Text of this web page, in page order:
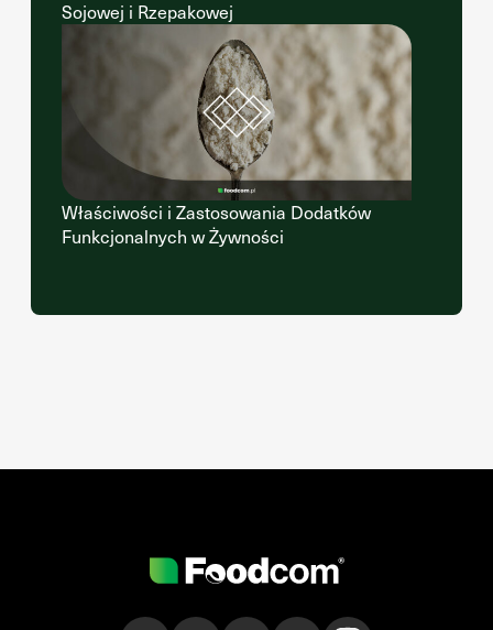
Sojowej i Rzepakowej
Właściwości i Zastosowania Dodatków
Funkcjonalnych w Żywności